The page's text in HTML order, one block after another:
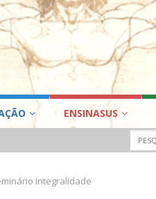
ENSINASUS
Integralidade